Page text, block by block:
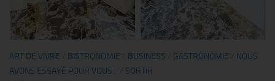
ART DE VIVRE BISTRONOMIE BUSINESS GASTRONOMIE
NOUS
AVONS ESSAYÉ POUR VOUS...
SORTIR